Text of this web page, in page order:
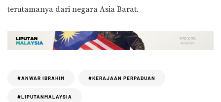
terutamanya dari negara Asia Barat.
#ANWAR IBRAHIM #KERAJAAN PERPADUAN
#LIPUTANMALAYSIA